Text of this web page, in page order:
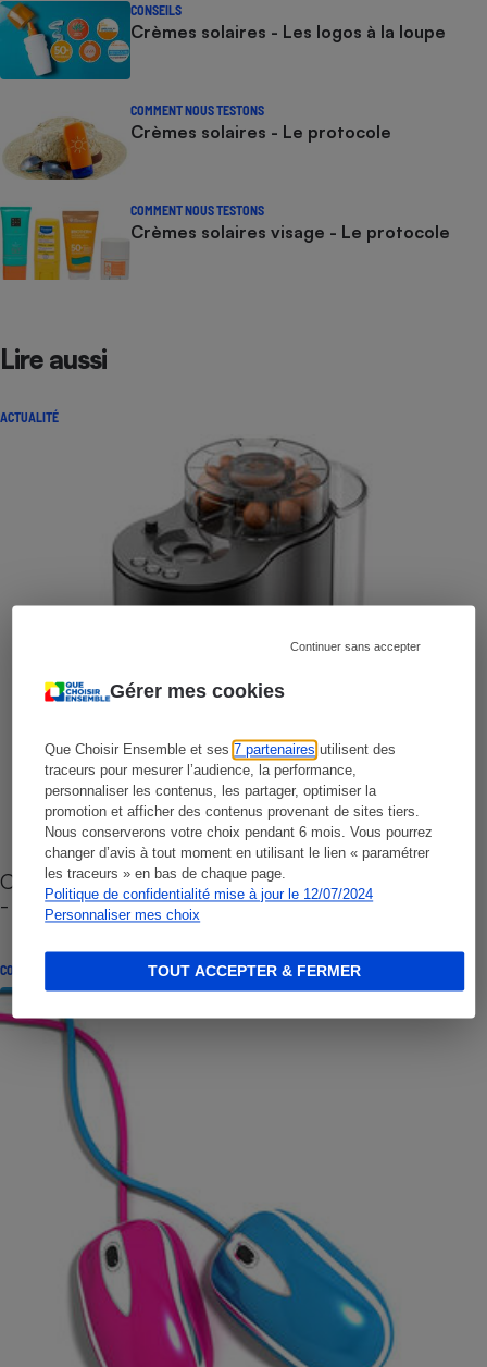
Gérer mes cookies
Que Choisir Ensemble et ses7 partenaires utilisent des
traceurs pour mesurer l’audience, la performance,
personnaliser les contenus, les partager, optimiser la
promotion et afficher des contenus provenant de sites tiers.
Nous conserverons votre choix pendant 6 mois. Vous pourrez
changer d’avis à tout moment en utilisant le lien « paramétrer
les traceurs » en bas de chaque page.
Politique de confidentialité mise à jour le 12/07/2024
Personnaliser mes choix
Continuer sans accepter
TOUT ACCEPTER & FERMER
CONSEILS
Crèmes solaires - Les logos à la loupe
COMMENT NOUS TESTONS
Crèmes solaires - Le protocole
COMMENT NOUS TESTONS
Crèmes solaires visage - Le protocole
Lire aussi
ACTUALITÉ
Cafetière à capsules zéro déchet CoffeeB (vidéo)
- Premières impressions
CONSEILS